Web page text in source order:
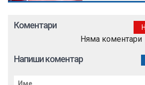
Коментари
Няма коментари
Напиши коментар